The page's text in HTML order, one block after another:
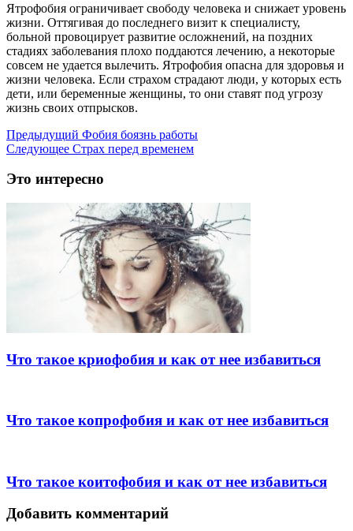
Ятрофобия ограничивает свободу человека и снижает уровень
жизни. Оттягивая до последнего визит к специалисту,
больной провоцирует развитие осложнений, на поздних
стадиях заболевания плохо поддаются лечению, а некоторые
совсем не удается вылечить. Ятрофобия опасна для здоровья и
жизни человека. Если страхом страдают люди, у которых есть
дети, или беременные женщины, то они ставят под угрозу
жизнь своих отпрысков.
Предыдущий Фобия боязнь работы
Следующее Страх перед временем
Это интересно
Что такое криофобия и как от нее избавиться
Что такое копрофобия и как от нее избавиться
Что такое коитофобия и как от нее избавиться
Добавить комментарий